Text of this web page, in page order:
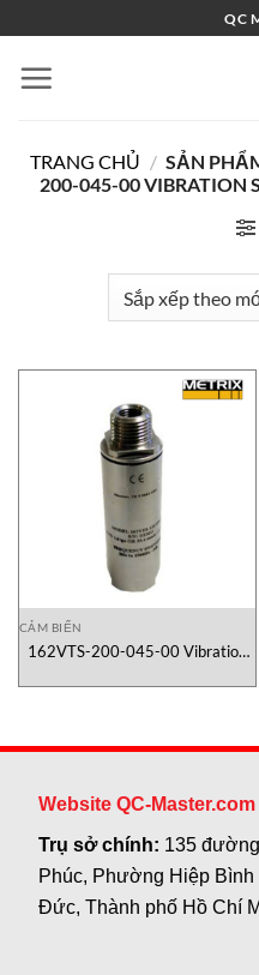
qua
nội
QC
TRANG CHỦ / SẢN
200-045-00 VIBRATION
CẢM BIẾN
162VTS-200-045-00 Vibration
Website QC-Master.com
Trụ sở chính: 135
Phúc, Phường Hiệp
Đức, Thành phố Hồ Chí